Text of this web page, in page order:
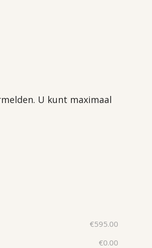
U kunt maximaal
€595.00
€0.00